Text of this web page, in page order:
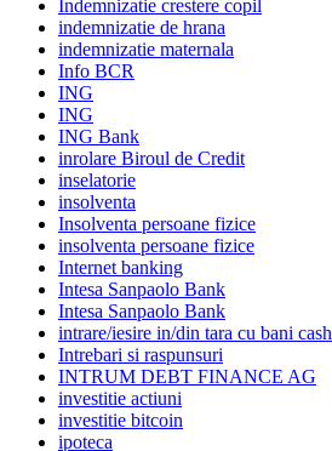
Indemnizatie crestere copil
indemnizatie de hrana
indemnizatie maternala
Info BCR
ING
ING
ING Bank
inrolare Biroul de Credit
inselatorie
insolventa
Insolventa persoane fizice
insolventa persoane fizice
Internet banking
Intesa Sanpaolo Bank
Intesa Sanpaolo Bank
intrare/iesire in/din tara cu bani cash
Intrebari si raspunsuri
INTRUM DEBT FINANCE AG
investitie actiuni
investitie bitcoin
ipoteca